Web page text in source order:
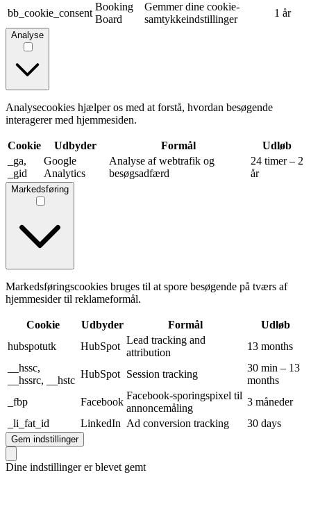
bb_cookie_consent
Booking
Board
Gemmer dine cookie-
samtykkeindstillinger
1 år
Analyse
Analysecookies hjælper os med at forstå, hvordan besøgende
interagerer med hjemmesiden.
Cookie Udbyder Formål
Udløb
_ga,
_gid
Google
Analytics
Analyse af webtrafik og
besøgsadfærd
24 timer – 2
år
Markedsføring
Markedsføringscookies bruges til at spore besøgende på tværs af
hjemmesider til reklameformål.
Cookie Udbyder Formål
Udløb
hubspotutk
HubSpot
Lead tracking and
attribution
13 months
__hssc,
__hssrc, __hstc
HubSpot Session tracking
30 min – 13
months
_fbp
Facebook
Facebook-sporingspixel til
annoncemåling
3 måneder
_li_fat_id
LinkedIn Ad conversion tracking 30 days
Gem indstillinger
Dine indstillinger er blevet gemt